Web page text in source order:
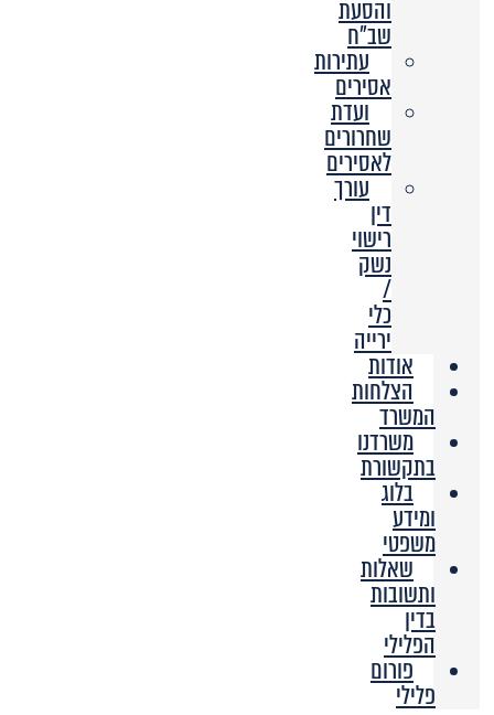
והסעת
שב”ח
עתירות
אסירים
ועדת
שחרורים
לאסירים
עורך
דין
רישוי
נשק
/
כלי
ירייה
אודות
הצלחות
המשרד
משרדנו
בתקשורת
בלוג
ומידע
משפטי
שאלות
ותשובות
בדין
הפלילי
פורום
פלילי